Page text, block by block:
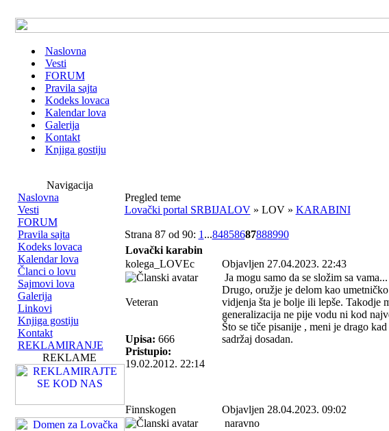
Naslovna
Vesti
FORUM
Pravila sajta
Kodeks lovaca
Kalendar lova
Galerija
Kontakt
Knjiga gostiju
Navigacija
Naslovna
Vesti
FORUM
Pravila sajta
Kodeks lovaca
Kalendar lova
Članci o lovu
Sajmovi lova
Galerija
Linkovi
Knjiga gostiju
Kontakt
REKLAMIRANJE
REKLAME
Pregled teme
Lovački portal SRBIJALOV» LOV » KARABINI
Strana 87 od 90: 1 ...84858687888990
Lovački karabin
kolega_LOVEc
Objavljen 27.04.2023. 22:43
Veteran
Upisa: 666
Pristupio:
19.02.2012. 22:14
Ja mogu samo da se složim sa vama...
Drugo, oružje je delom kao
vidjenja šta je bolje ili lepše. Takodje
generalizacija ne pije vodu ni kod
Što se tiče pisanije , meni je drago
sadržaj dosadan.
Finnskogen Objavljen 28.04.2023. 09:02
naravno